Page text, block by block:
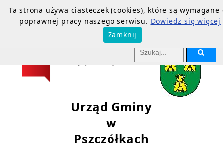
Urząd Gminy
w
Pszczółkach
Ta strona używa ciasteczek (cookies), które są wymagane
poprawnej pracy naszego serwisu. Dowiedz się więcej
Zamknij